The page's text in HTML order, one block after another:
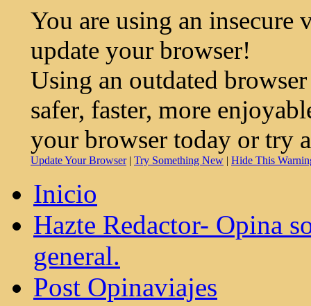
You are using an insecure
update your browser!
Using an outdated
safer, faster, more
your browser today or try
Update Your Browser| Try Something New | Hide This
Inicio
Hazte Redactor- Opina
general.
Post Opinaviajes